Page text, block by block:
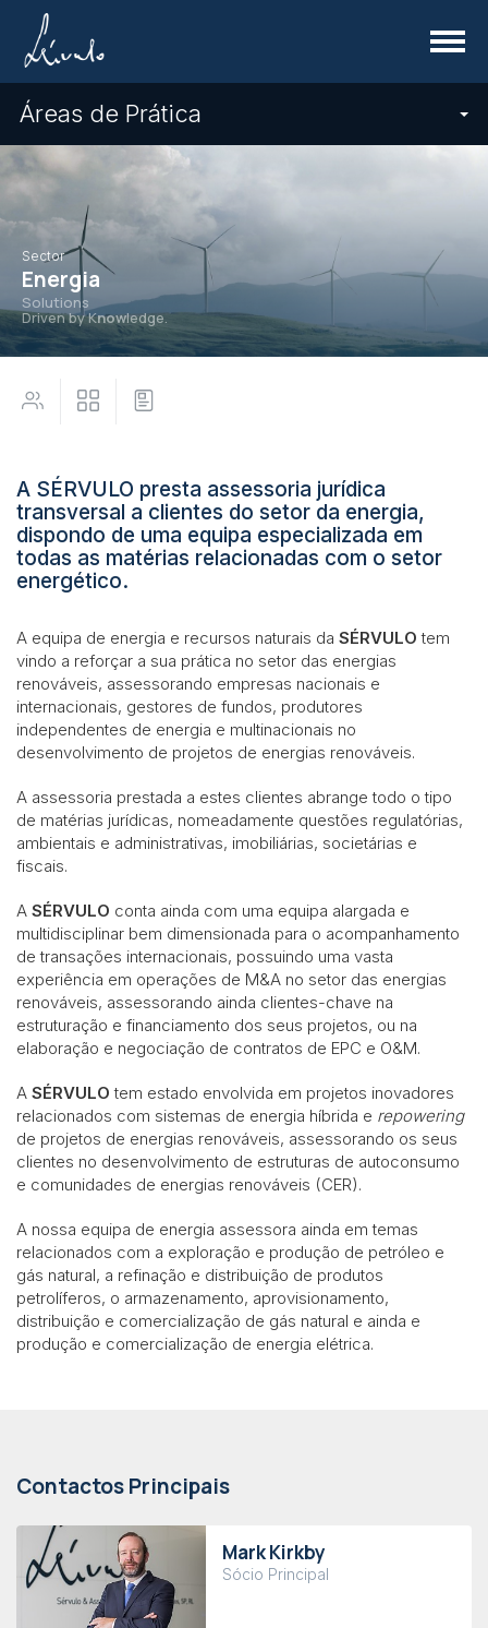
Menu
Áreas de Prática
Sector
Energia
Solutions
Driven by Knowledge.
A SÉRVULO presta assessoria jurídica
transversal a clientes do setor da energia,
dispondo de uma equipa especializada em
todas as matérias relacionadas com o setor
energético.
A equipa de energia e recursos naturais da SÉRVULO tem
vindo a reforçar a sua prática no setor das energias
renováveis, assessorando empresas nacionais e
internacionais, gestores de fundos, produtores
independentes de energia e multinacionais no
desenvolvimento de projetos de energias renováveis.
A assessoria prestada a estes clientes abrange todo o tipo
de matérias jurídicas, nomeadamente questões regulatórias,
ambientais e administrativas, imobiliárias, societárias e
fiscais.
A SÉRVULO conta ainda com uma equipa alargada e
multidisciplinar bem dimensionada para o acompanhamento
de transações internacionais, possuindo uma vasta
experiência em operações de M&A no setor das energias
renováveis, assessorando ainda clientes-chave na
estruturação e financiamento dos seus projetos, ou na
elaboração e negociação de contratos de EPC e O&M.
A SÉRVULO tem estado envolvida em projetos inovadores
relacionados com sistemas de energia híbrida e repowering
de projetos de energias renováveis, assessorando os seus
clientes no desenvolvimento de estruturas de autoconsumo
e comunidades de energias renováveis (CER).
A nossa equipa de energia assessora ainda em temas
relacionados com a exploração e produção de petróleo e
gás natural, a refinação e distribuição de produtos
petrolíferos, o armazenamento, aprovisionamento,
distribuição e comercialização de gás natural e ainda e
produção e comercialização de energia elétrica.
Contactos Principais
Mark Kirkby
Sócio Principal